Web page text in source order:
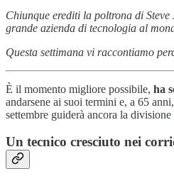
Chiunque erediti la poltrona di
grande azienda di tecnologia al
Questa settimana vi raccontiamo
È il momento migliore possibile, ha
andarsene ai suoi termini e, a 65
settembre guiderà ancora la
Un tecnico cresciuto nei